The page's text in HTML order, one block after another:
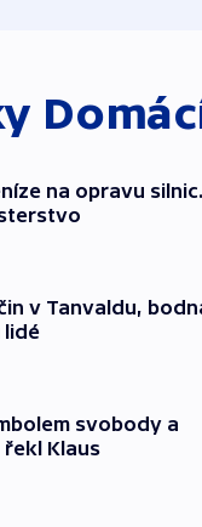
na opravu
v Tanvaldu,
lidé
svobody a
Klaus